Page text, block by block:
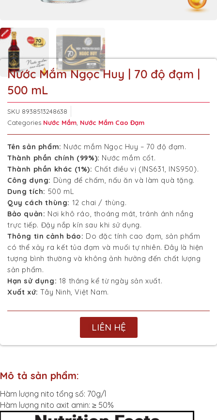
Nước Mắm Ngọc Huy | 70 độ đạm |
500 mL
SKU 8938513248638
Categories Nước Mắm Nước Mắm Cao Đạm
Tên sản phẩm: Nước mắm Ngọc Huy – 70 độ đạm.
Thành phần chính (99%): Nước mắm cốt.
Thành phần khác (1%): Chất điều vị (INS631, INS950).
Công dụng: Dùng để chấm, nấu ăn và làm quà tặng.
Dung tích: 500 mL
Quy cách thùng: 12 chai / thùng.
Bảo quản: Nơi khô ráo, thoáng mát, tránh ánh nắng
trực tiếp. Đậy nắp kín sau khi sử dụng.
Thông tin cảnh báo: Do đặc tính cao đạm, sản phẩm
có thể xảy ra kết tủa đạm và muối tự nhiên. Đây là hiện
tượng bình thường và không ảnh hưởng đến chất lượng
sản phẩm.
Hạn sử dụng: 18 tháng kể từ ngày sản xuất.
Xuất xứ: Tây Ninh, Việt Nam.
LIÊN HỆ
Mô tả sản phẩm:
Hàm lượng nito tổng số: 70g/l
Hàm lượng nito axit amin: ≥ 50%